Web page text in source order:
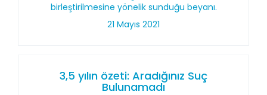
birleştirilmesine yönelik sunduğu beyanı.
21 Mayıs 2021
3,5 yılın özeti: Aradığınız Suç
Bulunamadı